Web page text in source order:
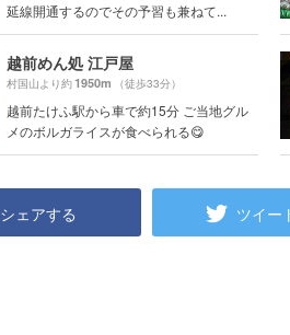
延線開通するのでその予習も兼ねて...
越前めん処 江戸屋
村国山より約1950m （徒歩33分）
越前たけふ駅から車で約15分 ご当地グル
メのボルガライスが食べられる😋
シェアする ツイー